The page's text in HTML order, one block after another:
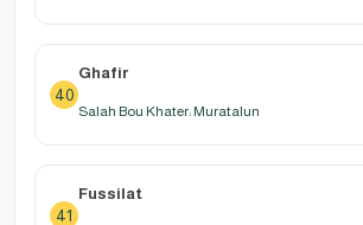
40
Ghafir
Salah Bou Khater: Muratalun
41
Fussilat